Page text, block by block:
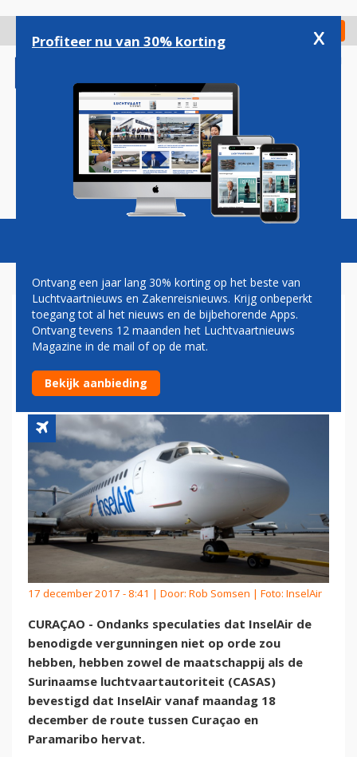
gaan
Check in
Magazine Podcasts Vacatures
INSELAIR MAANDAG
DEFINITIEF WEER NAAR
SURINAME
17 december 2017 - 8:41 | Door: Rob Somsen | Foto: InselAir
CURAÇAO - Ondanks speculaties dat InselAir de
benodigde vergunningen niet op orde zou
hebben, hebben zowel de maatschappij als de
Surinaamse luchtvaartautoriteit (CASAS)
bevestigd dat InselAir vanaf maandag 18
december de route tussen Curaçao en
Paramaribo hervat.
Profiteer nu van 30% korting x
Ontvang een jaar lang 30% korting op het beste van
Luchtvaartnieuws en Zakenreisnieuws. Krijg onbeperkt
toegang tot al het nieuws en de bijbehorende Apps.
Ontvang tevens 12 maanden het Luchtvaartnieuws
Magazine in de mail of op de mat.
Bekijk aanbieding